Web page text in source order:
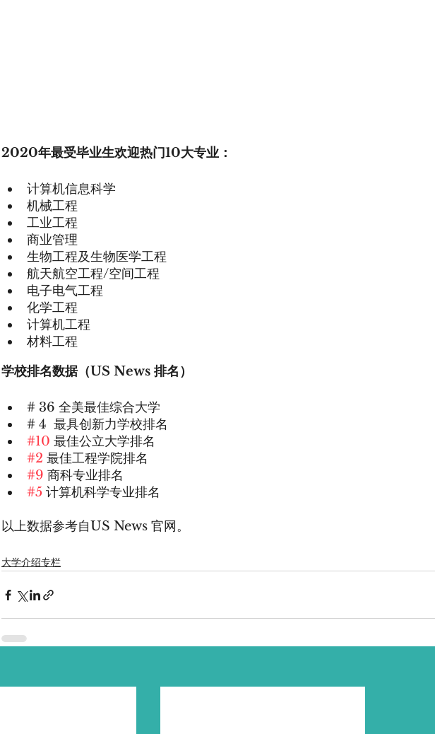
2020年最受毕业生欢迎热门10大专业：
计算机信息科学
机械工程
工业工程
商业管理
生物工程及生物医学工程
航天航空工程/空间工程
电子电气工程
化学工程
计算机工程
材料工程
学校排名数据（US News 排名）
# 36 全美最佳综合大学
# 4  最具创新力学校排名
#10 最佳公立大学排名
#2 最佳工程学院排名
#9 商科专业排名
#5 计算机科学专业排名
以上数据参考自US News 官网。
大学介绍专栏